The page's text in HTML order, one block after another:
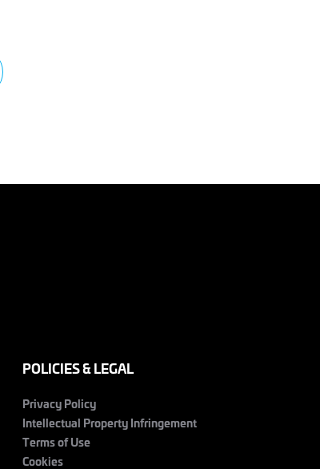
POLICIES & LEGAL
Privacy Policy
Intellectual Property Infringement
Terms of Use
Cookies